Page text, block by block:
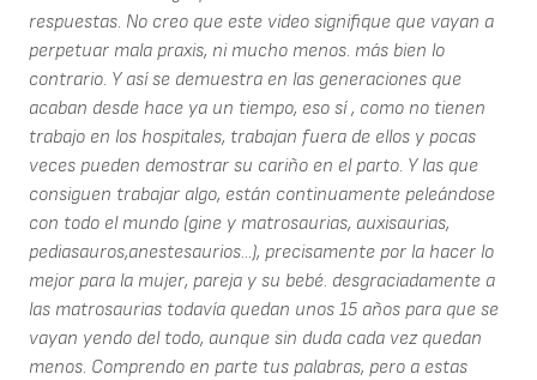
respuestas. No creo que este video signifique que vayan a
perpetuar mala praxis, ni mucho menos. más bien lo
contrario. Y así se demuestra en las generaciones que
acaban desde hace ya un tiempo, eso sí , como no tienen
trabajo en los hospitales, trabajan fuera de ellos y pocas
veces pueden demostrar su cariño en el parto. Y las que
consiguen trabajar algo, están continuamente peleándose
con todo el mundo (gine y matrosaurias, auxisaurias,
pediasauros,anestesaurios...), precisamente por la hacer lo
mejor para la mujer, pareja y su bebé. desgraciadamente a
las matrosaurias todavía quedan unos 15 años para que se
vayan yendo del todo, aunque sin duda cada vez quedan
menos. Comprendo en parte tus palabras, pero a estas